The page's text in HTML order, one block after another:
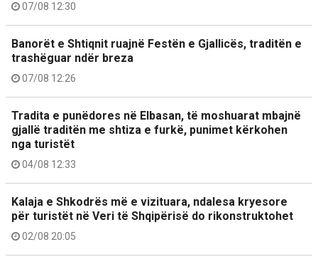
07/08 12:30
Banorët e Shtiqnit ruajnë Festën e Gjallicës, traditën e
trashëguar ndër breza
07/08 12:26
Tradita e punëdores në Elbasan, të moshuarat mbajnë
gjallë traditën me shtiza e furkë, punimet kërkohen
nga turistët
04/08 12:33
Kalaja e Shkodrës më e vizituara, ndalesa kryesore
për turistët në Veri të Shqipërisë do rikonstruktohet
02/08 20:05